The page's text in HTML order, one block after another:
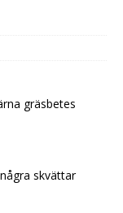
gräsbetes
skvättar